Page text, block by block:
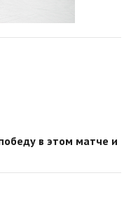
в этом матче и